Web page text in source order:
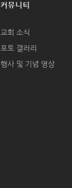
커뮤니티
교회 소식
포토 갤러리
행사 및 기념 영상